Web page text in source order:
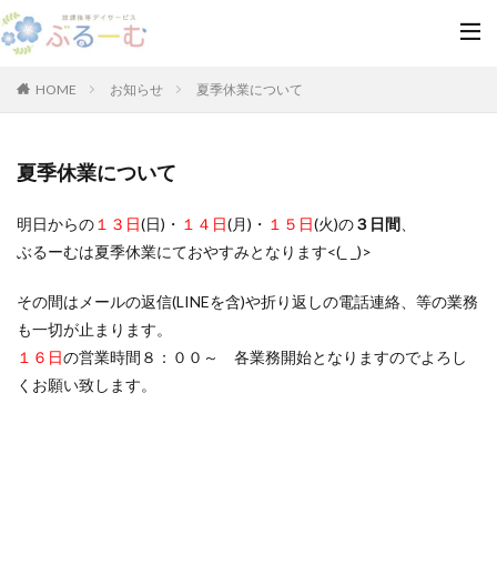
HOME お知らせ 夏季休業について
夏季休業について
明日からの１３日(日)・ １４日(月)・ １５日(火)の３日間
ぶるーむは夏季休業にておやすみとなります<(_ _)>
その間はメールの返信(LINEを含)や折り返しの電話連絡、等の業務
も一切が止まります。
１６日の営業時間８：００～ 各業務開始となりますのでよろし
くお願い致します。